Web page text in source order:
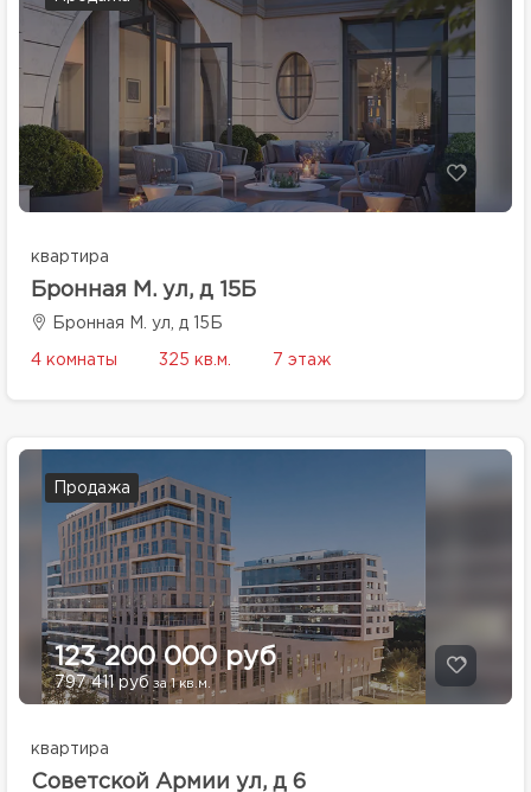
квартира
Бронная М. ул, д 15Б
Бронная М. ул, д 15Б
4 комнаты 325 кв.м. 7 этаж
Продажа
123 200 000 руб
797 411 руб за 1 кв.м.
квартира
Советской Армии ул, д 6